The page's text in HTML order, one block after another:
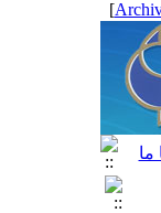
]